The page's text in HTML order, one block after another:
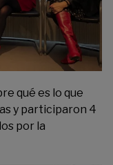
qué es lo que
y participaron 4
por la